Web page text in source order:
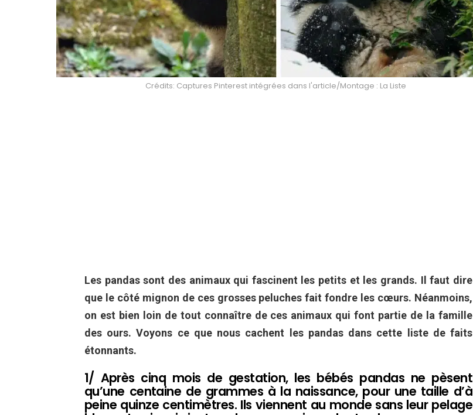
Crédits: Captures Pinterest intégrées dans l'article/Montage : La Liste
Les pandas sont des animaux qui fascinent les petits et les grands. Il faut dire
que le côté mignon de ces grosses peluches fait fondre les cœurs. Néanmoins,
on est bien loin de tout connaître de ces animaux qui font partie de la famille
des ours. Voyons ce que nous cachent les pandas dans cette liste de faits
étonnants.
1/ Après cinq mois de gestation, les bébés pandas ne pèsent
qu’une centaine de grammes à la naissance, pour une taille d’à
peine quinze centimètres. Ils viennent au monde sans leur pelage